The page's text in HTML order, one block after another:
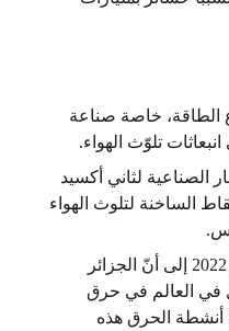
الطاقة، خاصة صناعة
تلوّث الهواء.
الصناعية لثاني أكسيد
الساخنة لتلوث الهواء
يشير تقرير البنك الدولي لعام 2022 إلى أنّ الجزائر
من بين أكبر 10 دول في العالم في حرق
أنشطة الحرق هذه